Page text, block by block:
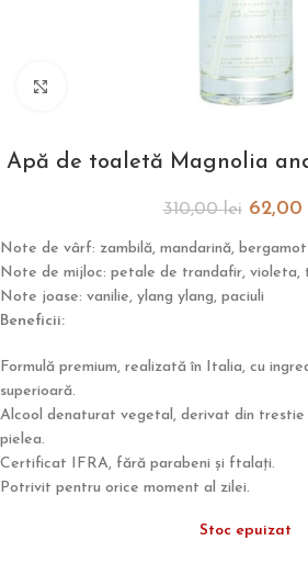
Apă de toaletă Magnolia
310,00lei 62,00
Note de vârf: zambilă, mandarină, bergamot
Note de mijloc: petale de trandafir, violeta,
Note joase: vanilie, ylang ylang, paciuli
Beneficii:
Formulă premium, realizată în Italia, cu
superioară.
Alcool denaturat vegetal, derivat din trestie
pielea.
Certificat IFRA, fără parabeni și ftalați.
Potrivit pentru orice moment al zilei.
Stoc epuizat